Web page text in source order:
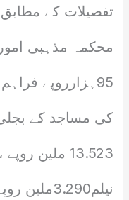
تفصیلات کے
95ہزارروپے
کی مساجد کے بجلی